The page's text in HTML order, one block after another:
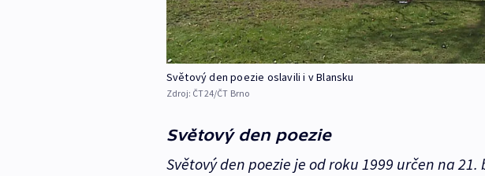
Světový den poezie oslavili i v Blansku
Zdroj: ČT24/ČT Brno
Světový den poezie
Světový den poezie je od roku 1999 určen na